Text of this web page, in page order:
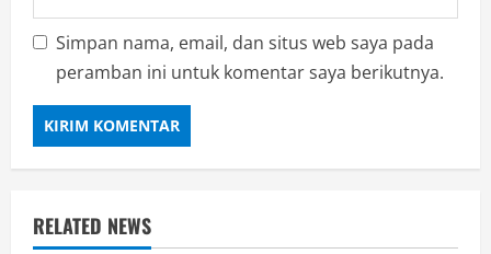
Simpan nama, email, dan situs web saya pada
peramban ini untuk komentar saya berikutnya.
RELATED NEWS